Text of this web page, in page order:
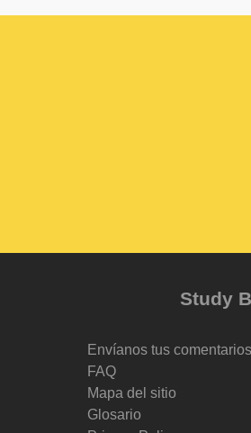
Study
Envíanos tus comentarios
FAQ
Mapa del sitio
Glosario